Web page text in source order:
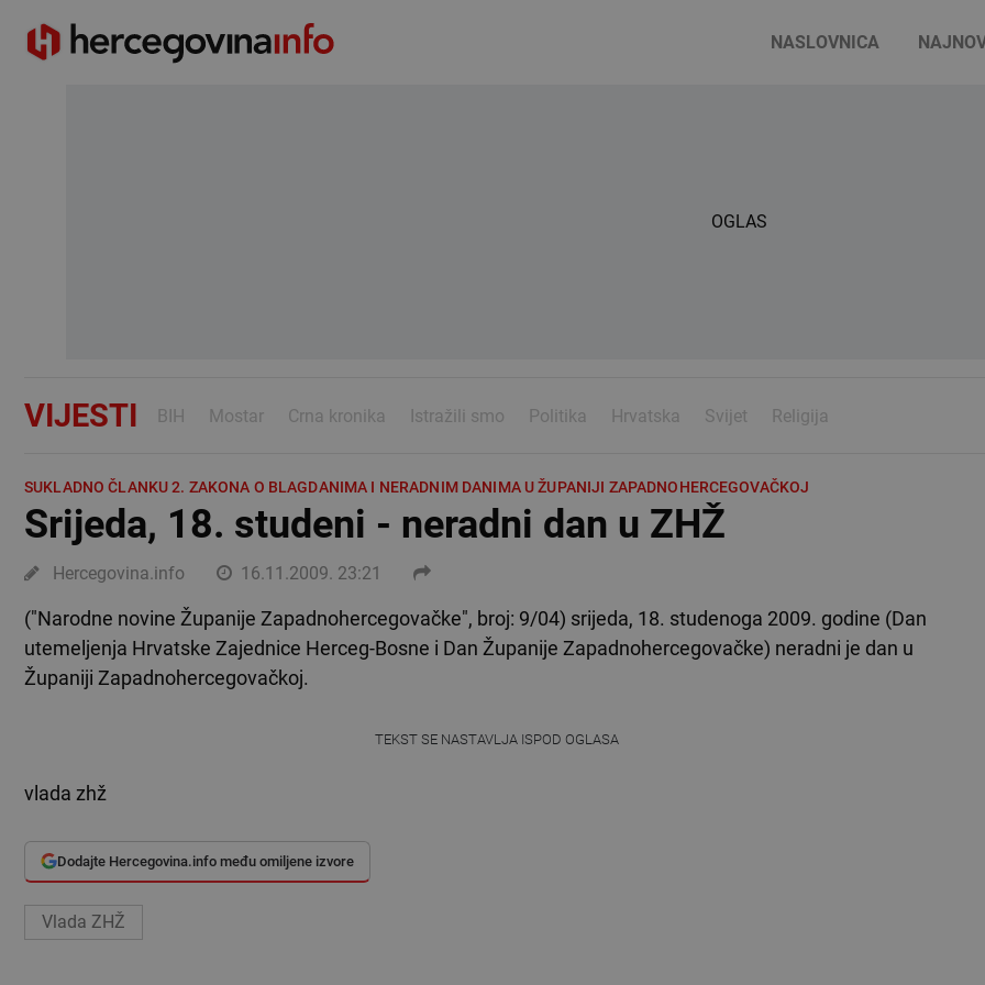
NASLOVNICA
OGLAS
VIJESTI BIH Mostar Crna kronika Istražili smo Politika Hrvatska Svijet Religija
SUKLADNO ČLANKU 2. ZAKONA O BLAGDANIMA I NERADNIM DANIMA U ŽUPANIJI ZAPADNOHERCEGOVAČKOJ
Srijeda, 18. studeni - neradni dan u ZHŽ
Hercegovina.info 16.11.2009. 23:21
("Narodne novine Županije Zapadnohercegovačke", broj: 9/04) srijeda, 18. studenoga 2009. godine (Dan
utemeljenja Hrvatske Zajednice Herceg-Bosne i Dan Županije Zapadnohercegovačke) neradni je dan u
Županiji Zapadnohercegovačkoj.
TEKST SE NASTAVLJA ISPOD OGLASA
vlada zhž
Dodajte Hercegovina.info među omiljene izvore
Vlada ZHŽ